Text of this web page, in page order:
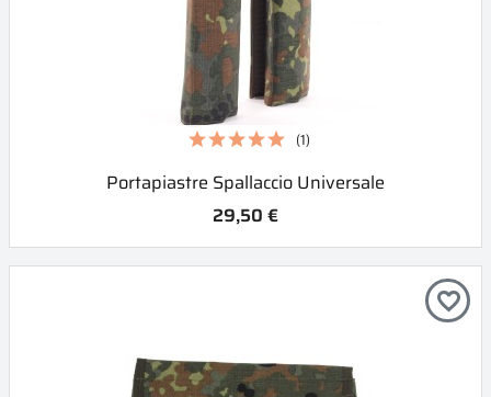
Portapiastre Spallaccio Universale
29,50 €
(1)
favorite_border